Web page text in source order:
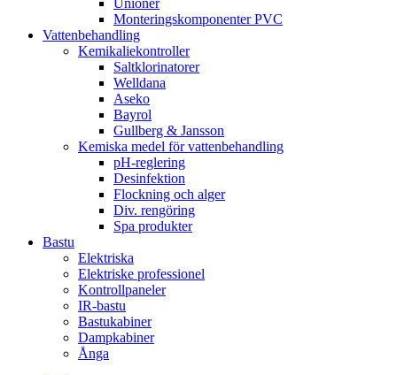
Unioner
Monteringskomponenter PVC
Vattenbehandling
Kemikaliekontroller
Saltklorinatorer
Welldana
Aseko
Bayrol
Gullberg & Jansson
Kemiska medel för vattenbehandling
pH-reglering
Desinfektion
Flockning och alger
Div. rengöring
Spa produkter
Bastu
Elektriska
Elektriske professionel
Kontrollpaneler
IR-bastu
Bastukabiner
Dampkabiner
Ånga